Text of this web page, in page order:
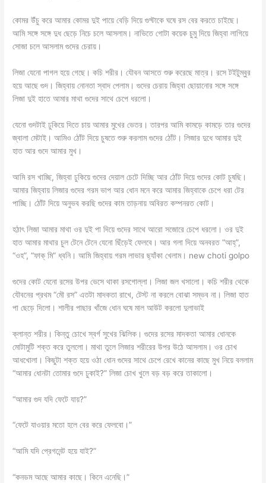
কোমর উঁচু করে আমার কোমর দুই পায়ে বেড়ি দিয়ে গুদ্টাকে ঘষে রস বের করতে চাইছে।
আমি সঙ্গে সঙ্গে দুধ ছেড়ে নিচে চলে আসলাম। নাভিতে গোটা কয়েক চুমু দিয়ে জিহ্বা লাগিয়ে
সোজা চলে আসলাম গুদের চেরায়।
লিজা যেনো পাগল হয়ে গেছে। কচি শরীর। যৌবন আসতে শুরু করেছে মাত্র। রসে টইটুম্বুর
হয়ে আছে গুদ। জিহ্বায় নোনতা স্বাদ পেলাম। গুদের চেরায় জিহ্বা ছোয়ানোর সঙ্গে সঙ্গে
লিজা দুই হাতে আমার মাথা গুদের সাথে চেপে ধরলো।
যেনো গুদটাই ঢুকিয়ে দিতে চায় আমার মুখের ভেতর। তারপর আমি কামড়ে কামড়ে তার গুদের
জ্বালা মেটাই। আমিও ঠোঁট দিয়ে চুষতে শুরু করলাম গুদের ঠোঁট। লিজার দুধে আমার দুই
হাত আর গুদে আমার মুখ।
আমি রস খাচ্ছি, জিহ্বা ঢুকিয়ে গুদের দেয়াল চেটে দিচ্ছি আর ঠোঁট দিয়ে গুদের কোট চুষছি।
আমার জিহ্বায় লিজার গুদের গরম ভাপ আর ধোন মনে করে আমার জিহ্বাকে চেপে ধরা টের
পাচ্ছি। ঠোঁট দিয়ে অনুভব করছি গুদের কাম তাড়নায় অবিরত কম্পনরত কোট।
হঠাৎ লিজা আমার মাথা ওর দুই পা দিয়ে গুদের সাথে আরো সজোরে চেপে ধরলো। ওর দুই
হাত আমার মাথার চুল টেনে টেনে যেনো ছিঁড়েই ফেলবে। আর গলা দিয়ে অনবরত “আহ্”,
“ওহ”, “ফাক্ মি” ধ্বনি। আমি জিহ্বায় গরম লাভার ছ্যাঁকা খেলাম। new choti golpo
গুদের কোট যেনো রসের উপর ভেসে থাকা রসগোল্লা। লিজা জল খসালো। কচি শরীর থেকে
যৌবনের প্রথম “মৌ রস” এতটা মাদকতা রাখে, টেস্ট না করলে বোঝা সম্ভব না। লিজা হাত
পা ছেড়ে দিলো। শালীর পাছার খাঁজে ধোন ঘষে মাল আউট করলো দুলাভাই
ক্লান্ত শরীর। কিন্তু চোখে স্বর্গ সুখের ঝিলিক। গুদের রসের মাদকতা আমার ধোনকে
মোটামুটি শক্ত করে তুললো। মাথা তুলে লিজার শরীরের উপর উঠে আসলাম। ওর চোখ
আধখোলা। কিছুটা শক্ত হয়ে ওঠা ধোন গুদের সাথে চেপে রেখে কানের কাছে মুখ নিয়ে বললাম
“আমার ধোনটা তোমার গুদে ঢুকাই?” লিজা চোখ খুলে বড় বড় করে তাকালো।
“আমার গুদ যদি ফেটে যায়?”
“ফেটে যাওয়ার মতো হলে বের করে ফেলবো।”
“আমি যদি প্রেগনেন্ট হয়ে যাই?”
“কনডম আছে আমার কাছে। কিনে এনেছি।”